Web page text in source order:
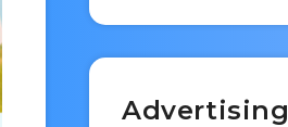
Advertising